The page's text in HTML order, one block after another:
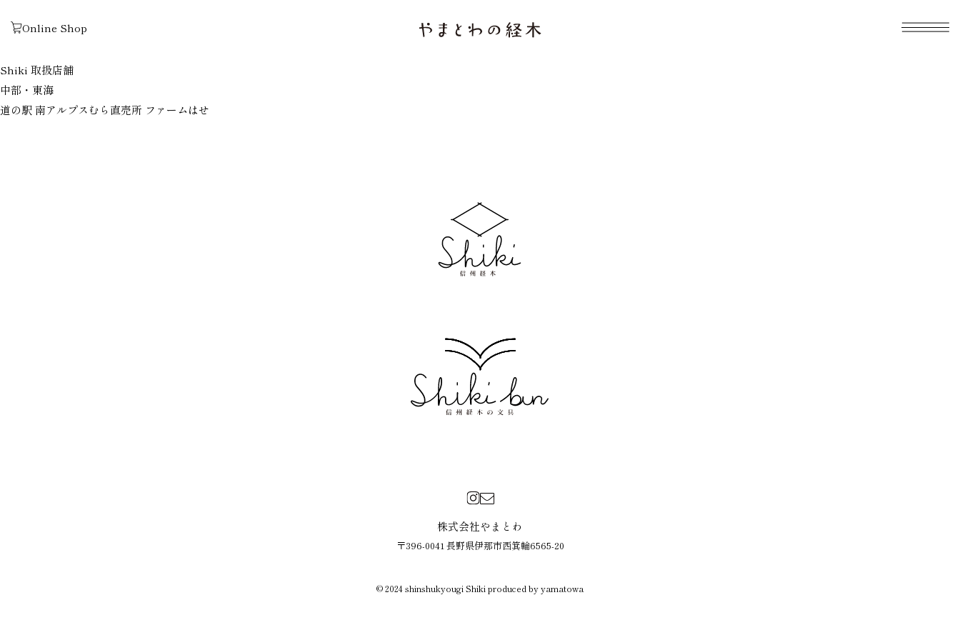
Online Shop
道の駅 南アルプスむら直売所 ファームはせ
Shiki 取扱店舗
中部・東海
道の駅 南アルプスむら直売所 ファームはせ
株式会社やまとわ
〒396-0041 長野県伊那市西箕輪6565-20
© 2024 shinshukyougi Shiki produced by yamatowa